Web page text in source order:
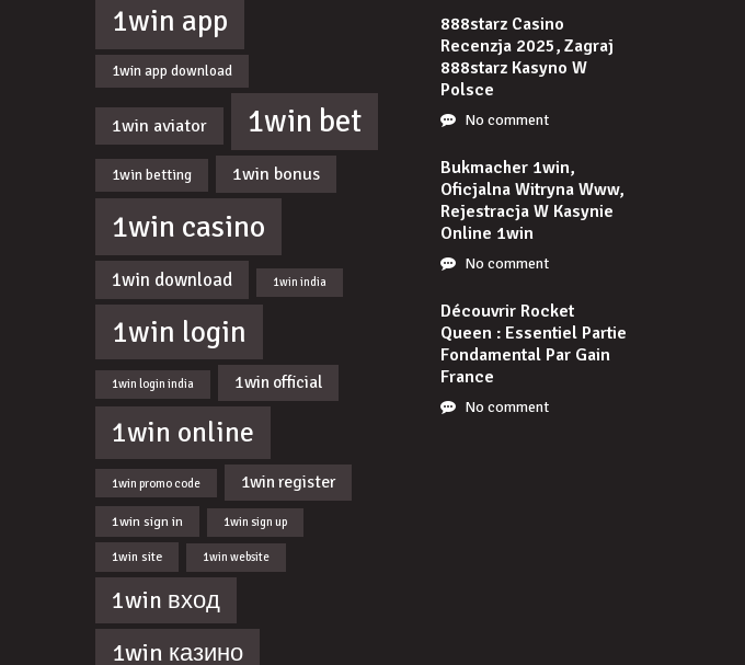
1win app
1win app download
1win aviator 1win bet
1win betting 1win bonus
1win casino
1win download 1win india
1win login
1win login india 1win official
1win online
1win promo code 1win register
1win sign in 1win sign up
1win site 1win website
1win вход
1win казино
888starz Casino
Recenzja 2025, Zagraj
888starz Kasyno W
Polsce
No comment
Bukmacher 1win,
Oficjalna Witryna Www,
Rejestracja W Kasynie
Online 1win
No comment
Découvrir Rocket
Queen : Essentiel Partie
Fondamental Par Gain
France
No comment